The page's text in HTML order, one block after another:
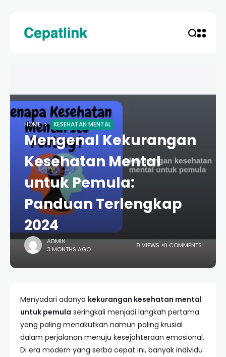
HOME KESEHATAN MENTAL
Mengenal Kekurangan
Kesehatan Mental
untuk Pemula:
Panduan Terlengkap
2024
ADMIN
3 MONTHS AGO
8 VIEWS 0 COMMENTS
Menyadari adanya kekurangan kesehatan mental
untuk pemula seringkali menjadi langkah pertama
yang paling menakutkan namun paling krusial
dalam perjalanan menuju kesejahteraan emosional.
Di era modern yang serba cepat ini, banyak individu